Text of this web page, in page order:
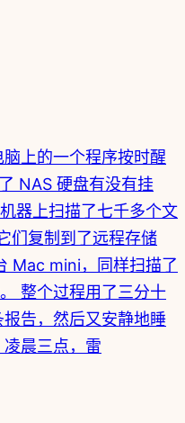
上的一个程序按时醒
NAS 硬盘有没有挂
器上扫描了七千多个文
们复制到了远程存储
Mac mini，同样扫描了
整个过程用了三分十
告，然后又安静地睡
晨三点，雷